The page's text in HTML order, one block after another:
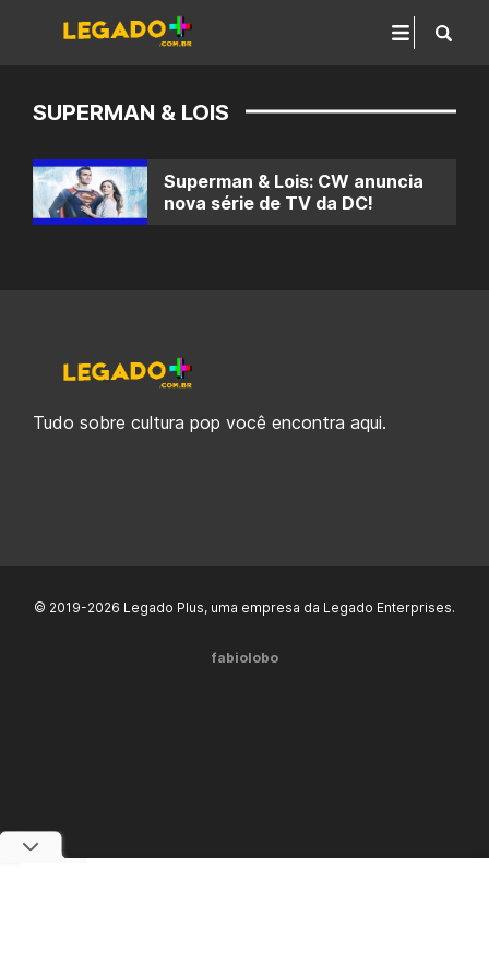
SUPERMAN & LOIS
Superman & Lois: CW anuncia
nova série de TV da DC!
Tudo sobre cultura pop você encontra aqui.
© 2019-2026 Legado Plus, uma empresa da Legado Enterprises.
fabiolobo